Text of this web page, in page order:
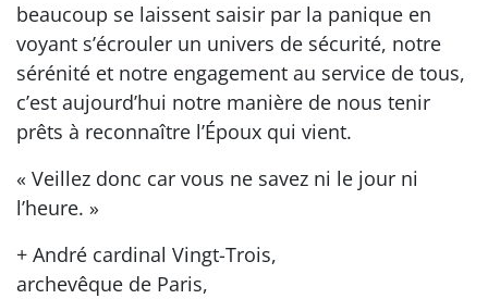
beaucoup se laissent saisir par la panique en
voyant s’écrouler un univers de sécurité, notre
sérénité et notre engagement au service de tous,
c’est aujourd’hui notre manière de nous tenir
prêts à reconnaître l’Époux qui vient.
« Veillez donc car vous ne savez ni le jour ni
l’heure. »
+ André cardinal Vingt-Trois,
archevêque de Paris,